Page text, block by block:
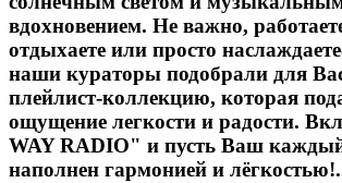
вдохновением. Не важно,
отдыхаете или просто
наши кураторы подобрали для
плейлист-коллекцию, которая
ощущение легкости и радости.
WAY RADIO" и пусть Ваш каждый
наполнен гармонией и